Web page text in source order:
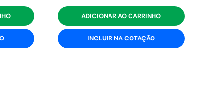
ADICIONAR AO CARRINHO
INCLUIR NA COTAÇÃO